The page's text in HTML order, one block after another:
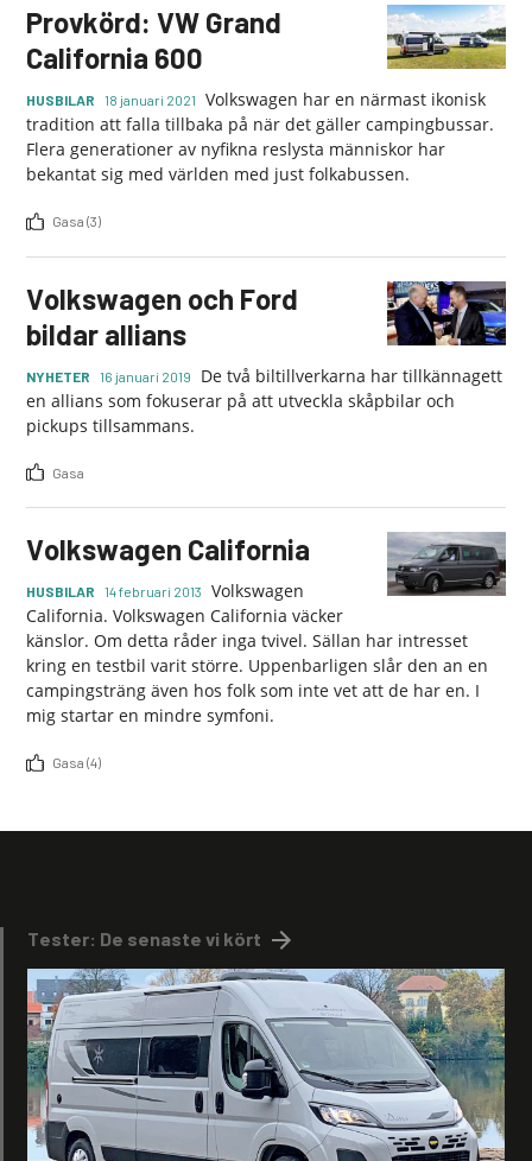
Provkörd: VW Grand
California 600
HUSBILAR 18 januari 2021
Volkswagen har en närmast ikonisk
tradition att falla tillbaka på när det gäller campingbussar.
Flera generationer av nyfikna reslysta människor har
bekantat sig med världen med just folkabussen.
Gasa (3)
Volkswagen och Ford
bildar allians
NYHETER 16 januari 2019
De två biltillverkarna har tillkännagett
en allians som fokuserar på att utveckla skåpbilar och
pickups tillsammans.
Gasa
Volkswagen California
HUSBILAR 14 februari 2013
Volkswagen
California. Volkswagen California väcker
känslor. Om detta råder inga tvivel. Sällan har intresset
kring en testbil varit större. Uppenbarligen slår den an en
campingsträng även hos folk som inte vet att de har en. I
mig startar en mindre symfoni.
Gasa (4)
Tester: De senaste vi kört